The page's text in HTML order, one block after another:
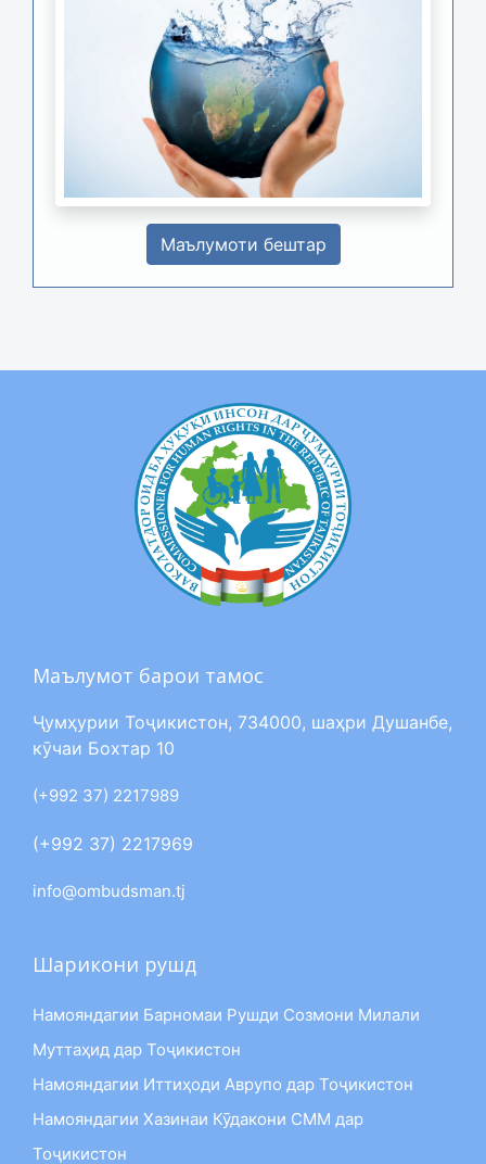
Маълумоти бештар
Маълумот барои тамос
Ҷумҳурии Тоҷикистон, 734000, шаҳри Душанбе,
кӯчаи Бохтар 10
(+992 37) 2217989
(+992 37) 2217969
info@ombudsman.tj
Шарикони рушд
Намояндагии Барномаи Рушди Созмони Милали
Муттаҳид дар Тоҷикистон
Намояндагии Иттиҳоди Аврупо дар Тоҷикистон
Намояндагии Хазинаи Кӯдакони СММ дар
Тоҷикистон